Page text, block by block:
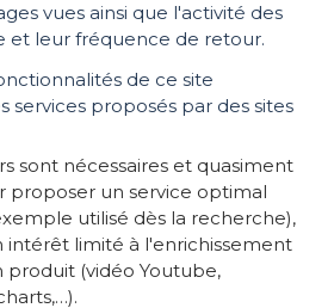
vues ainsi que l'activité des
et leur fréquence de retour.
de ce site
services proposés par des sites
sont nécessaires et quasiment
proposer un service optimal
utilisé dès la recherche),
intérêt limité à l'enrichissement
produit (vidéo Youtube,